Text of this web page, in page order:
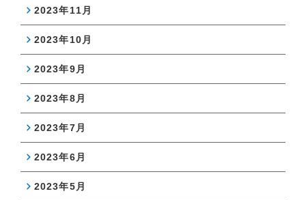
2023年11月
2023年10月
2023年9月
2023年8月
2023年7月
2023年6月
2023年5月